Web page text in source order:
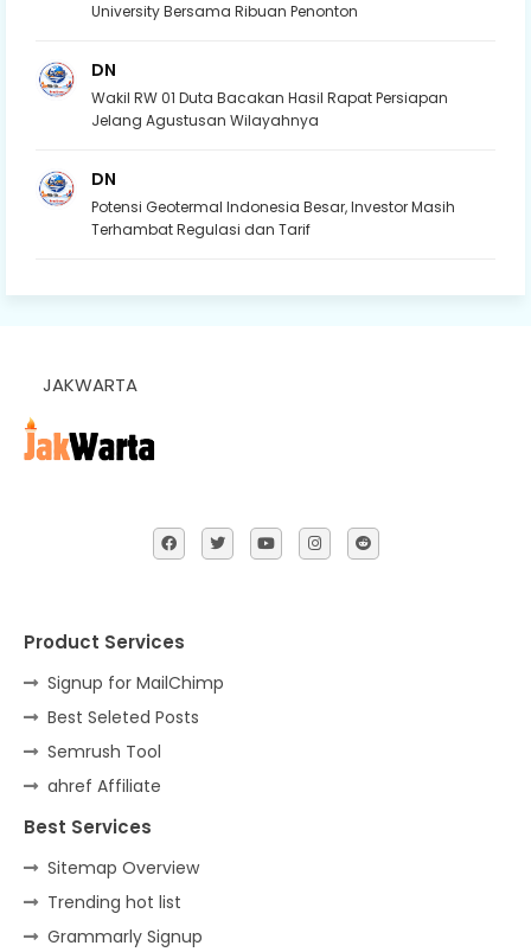
University Bersama Ribuan Penonton
DN
Wakil RW 01 Duta Bacakan Hasil Rapat Persiapan
Jelang Agustusan Wilayahnya
DN
Potensi Geotermal Indonesia Besar, Investor Masih
Terhambat Regulasi dan Tarif
JAKWARTA
Product Services
Signup for MailChimp
Best Seleted Posts
Semrush Tool
ahref Affiliate
Best Services
Sitemap Overview
Trending hot list
Grammarly Signup